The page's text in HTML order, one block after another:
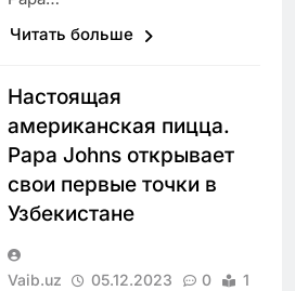
Читать больше
Настоящая
американская пицца.
Papa Johns открывает
свои первые точки в
Узбекистане
Vaib.uz 05.12.2023 0
1